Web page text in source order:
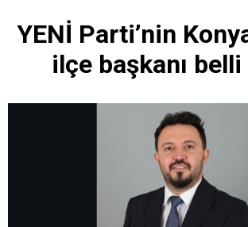
YENİ Parti’nin
ilçe başkanı